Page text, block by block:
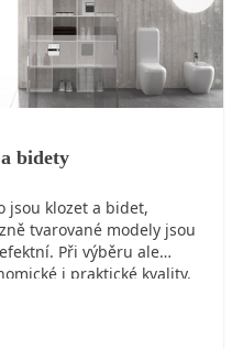
bidety
jsou klozet a bidet,
tvarované modely jsou
Při výběru ale
i praktické kvality.
zjistěte, zda nebude